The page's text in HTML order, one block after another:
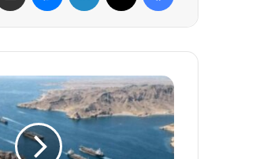
عاجل-
طهران
تعلن
استهداف
سفن